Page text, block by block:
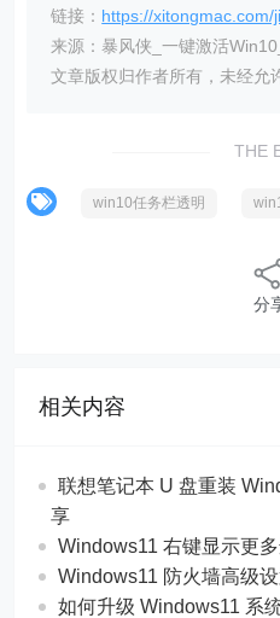
链接： https://
来源：暴风侠_一键激活
文章版权归作者所有，未经允
THE
win10任务栏透明
分
相关内容
联想笔记本 U 盘重装
享
Windows11 右键显示更
Windows11 防火墙高级
如何升级 Windows11 系